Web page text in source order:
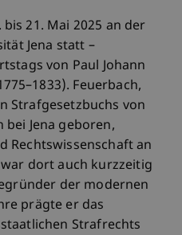
21. Mai 2025 an der
Jena statt –
von Paul Johann
Feuerbach,
Strafgesetzbuchs von
bei Jena geboren,
Rechtswissenschaft an
dort auch kurzzeitig
der modernen
prägte er das
Strafrechts